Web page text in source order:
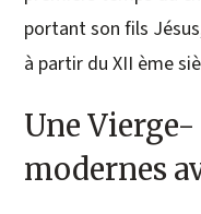
portant son fils
à partir du XII ème
Une
modernes